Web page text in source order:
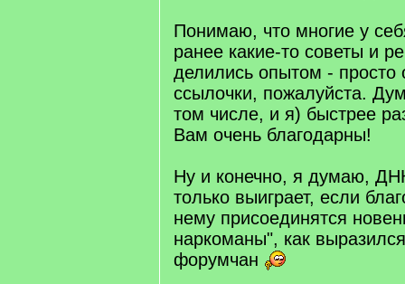
Понимаю, что многие у
ранее какие-то советы и
делились опытом - просто
ссылочки, пожалуйста.
том числе, и я) быстрее
Вам очень благодарны!
Ну и конечно, я думаю,
только выиграет, если
нему присоединятся
наркоманы", как
форумчан